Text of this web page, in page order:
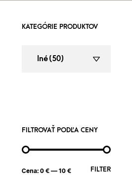
KATEGÓRIE PRODUKTOV
FILTROVAŤ PODĽA CENY
FILTER
Cena:0 €—10 €